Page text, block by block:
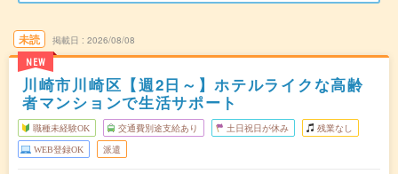
未読
NEW
掲載日 2026/08/08
川崎市川崎区【週2日～】ホテルライクな高齢
者マンションで生活サポート
職種未経験OK 交通費別途支給あり 土日祝日が休み 残業なし
WEB登録OK 派遣